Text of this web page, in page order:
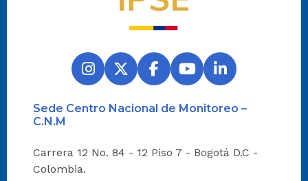
Sede Centro Nacional de Monitoreo –
C.N.M
Carrera 12 No. 84 - 12 Piso 7 - Bogotá D.C -
Colombia.